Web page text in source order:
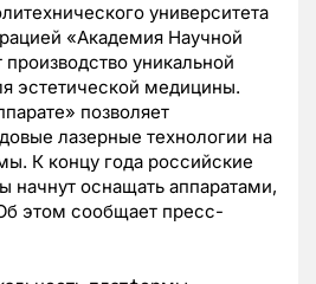
университета
«Академия Научной
уникальной
эстетической медицины.
позволяет
лазерные технологии на
К концу года российские
начнут оснащать аппаратами,
этом сообщает пресс-